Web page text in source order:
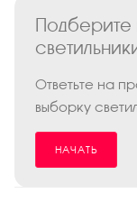
Подберите
Ответьте на
выборку
НАЧАТЬ